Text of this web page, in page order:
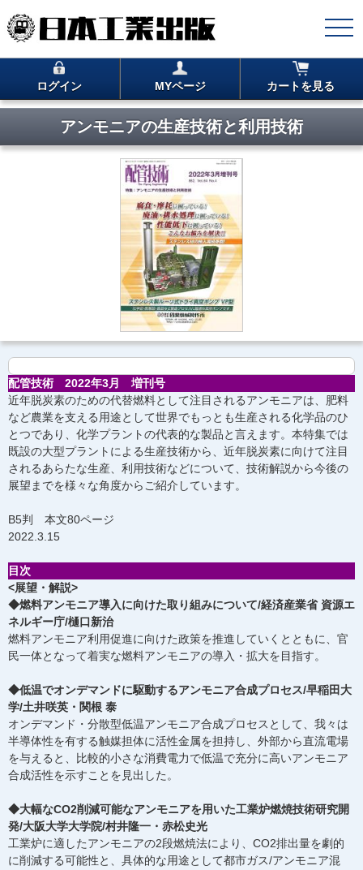
ログイン MYページ カートを見る
アンモニアの生産技術と利用技術
配管技術 2022年3月 増刊号
近年脱炭素のための代替燃料として注目されるアンモニアは、肥料
など農業を支える用途として世界でもっとも生産される化学品のひ
とつであり、化学プラントの代表的な製品と言えます。本特集では
既設の大型プラントによる生産技術から、近年脱炭素に向けて注目
されるあらたな生産、利用技術などについて、技術解説から今後の
展望までを様々な角度からご紹介しています。
B5判 本文80ページ
2022.3.15
目次
<展望・解説>
◆燃料アンモニア導入に向けた取り組みについて/経済産業省 資源エ
ネルギー庁/樋口新治
燃料アンモニア利用促進に向けた政策を推進していくとともに、官
民一体となって着実な燃料アンモニアの導入・拡大を目指す。
◆低温でオンデマンドに駆動するアンモニア合成プロセス/早稲田大
学/土井咲英・関根 泰
オンデマンド・分散型低温アンモニア合成プロセスとして、我々は
半導体性を有する触媒担体に活性金属を担持し、外部から直流電場
を与えると、比較的小さな消費電力で低温で充分に高いアンモニア
合成活性を示すことを見出した。
◆大幅なCO2削減可能なアンモニアを用いた工業炉燃焼技術研究開
発/大阪大学大学院/村井隆一・赤松史光
工業炉に適したアンモニアの2段燃焼法により、CO2排出量を劇的
に削減する可能性と、具体的な用途として都市ガス/アンモニア混